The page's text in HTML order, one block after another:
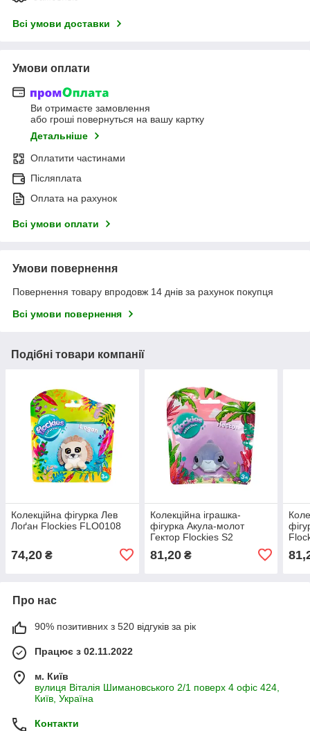
Всі умови доставки
Умови оплати
Ви отримаєте замовлення
або гроші повернуться на вашу картку
Детальніше
Оплатити частинами
Післяплата
Оплата на рахунок
Всі умови оплати
Умови повернення
Повернення товару впродовж 14 днів за рахунок покупця
Всі умови повернення
Подібні товари компанії
Колекційна фігурка Лев
Лоґан Flockies FLO0108
74,20 ₴
Колекційна іграшка-
фігурка Акула-молот
Гектор Flockies S2
81,20₴
Про нас
90% позитивних з 520 відгуків за рік
Працює з 02.11.2022
м. Київ
вулиця Віталія Шимановського 2/1 поверх 4 офіс 424,
Київ, Україна
Контакти